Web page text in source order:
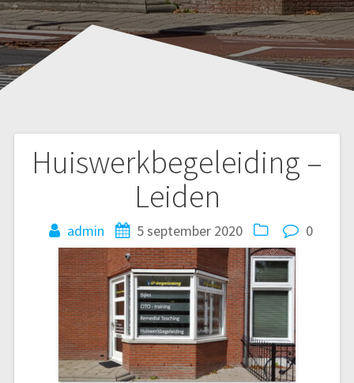
Huiswerkbegeleiding –
Leiden
admin 5 september 2020 0
Bericht